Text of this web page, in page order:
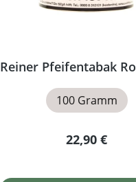
Reiner Pfeifentabak
100 Gramm
Regulärer
22,90 €